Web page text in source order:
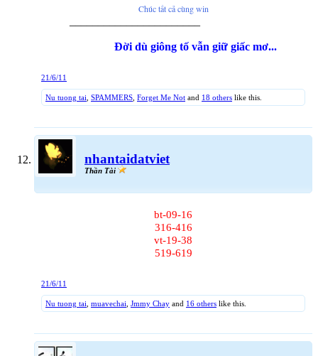
Chúc tất cả cùng win
Đời dù giông tố vẫn giữ giấc mơ...
21/6/11
Nu tuong tai SPAMMERS Forget Me Not and 18 others like this.
nhantaidatviet
Thần Tài
bt-09-16
316-416
vt-19-38
519-619
21/6/11
Nu tuong tai muavechai Jmmy Chay and 16 others like this.